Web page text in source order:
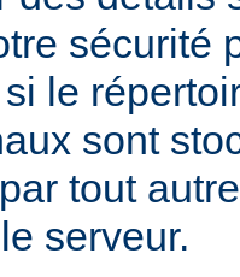
sécurité
le
sont
tout
serveur.